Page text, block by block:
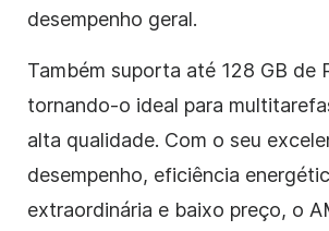
desempenho geral.
Também suporta até 128 GB de
tornando-o ideal para
alta qualidade. Com o seu
desempenho, eficiência
extraordinária e baixo preço, o